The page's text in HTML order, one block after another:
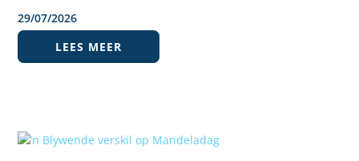
29/07/2026
LEES MEER